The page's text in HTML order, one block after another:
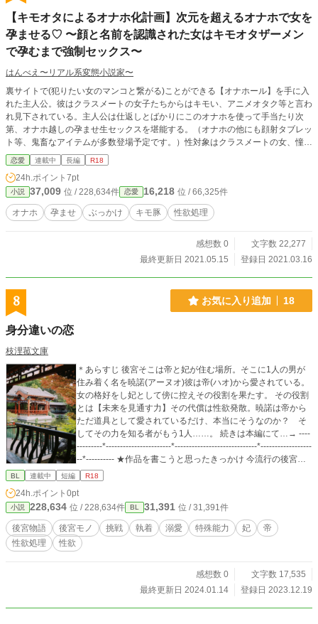
【キモオタによるオナホ化計画】次元を超えるオナホで女を
孕ませる♡ 〜顔と名前を認識された女はキモオタザーメン
で孕むまで強制セックス〜
はんべえ〜リアル系変態小説家〜
裏サイトで(犯りたい女のマンコと繋がる)ことができる【オナホール】を手に入
れた主人公。彼はクラスメートの女子たちからはキモい、アニメオタク等と言わ
れ見下されている。主人公は仕返しとばかりにこのオナホを使って手当たり次
第、オナホ越しの孕ませ生セックスを堪能する。（オナホの他にも顔射タブレッ
ト等、鬼畜なアイテムが多数登場予定です。）性対象はクラスメートの女、憧れ
の先輩、有名なアイドルなど様々だ。このオナホは犯したい女の本名と顔をハッ
キリ認識できれば使用可能だ。主人公はモテないキモオタの遺伝子を次々とクラ
スメートや美少女たちに注ぎ込み、世界一の孕ませチンポを目指す。＊ノーマル
なプレイ、イチャラブなセックスなどは少なめ。自分の変態異常性癖を満たすこ
としか考えられない主人公です。
恋愛 連載中 長編 R18
24h.ポイント 7pt
小説 37,009 位 / 228,634件 恋愛 16,218 位 / 66,325件
オナホ 孕ませ ぶっかけ キモ豚 性欲処理
感想数 0
文字数 22,277
最終更新日 2021.05.15
登録日 2021.03.16
8 お気に入り追加 18
身分違いの恋
枝浬菰文庫
＊あらすじ 後宮そこは帝と妃が住む場所。そこに1人の男が
住み着く名を暁諾(アーヌオ)彼は帝(ハオ)から愛されている。
女の格好をし妃として傍に控えその役割を果たす。 その役割
とは【未来を見通す力】その代償は性欲発散。暁諾は帝から
ただ道具として愛されているだけ、本当にそうなのか？ そ
してその力を知る者がもう1人……。 続きは本編にて…→ ----
---------*-----------------------*-----------------------------*------------------
--*---------- ★作品を書こうと思ったきっかけ 今流行の後宮物
語を書いていこうかなという感じに書き始めました。 知識不
のびと更新します。 好きかも、続きが気になるかもと思った
ら【お気に入り】一票をお願いします。 ※性描写多く含みま
す。 ※文章の無断転載禁止。
BL 連載中 短編 R18
24h.ポイント 0pt
小説 228,634 位 / 228,634件 BL 31,391 位 / 31,391件
後宮物語 後宮モノ 挑戦 執着 溺愛 特殊能力 妃
帝
性欲処理
性欲
感想数 0
文字数 17,535
最終更新日 2024.01.14
登録日 2023.12.19